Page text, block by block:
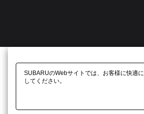
SUBARUのWebサイトでは、お客様に快適
してください。​